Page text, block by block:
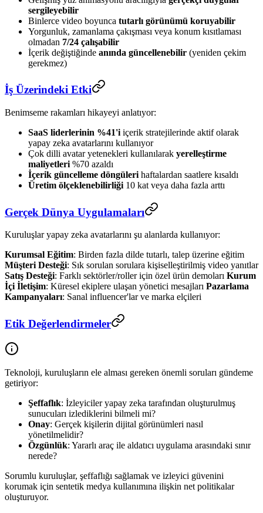
sergileyebilir
Binlerce video boyunca tutarlı görünümü koruyabilir
Yorgunluk, zamanlama çakışması veya konum kısıtlaması
olmadan 7/24 çalışabilir
İçerik değiştiğinde anında güncellenebilir (yeniden çekim
gerekmez)
İş Üzerindeki Etki
Benimseme rakamları hikayeyi anlatıyor:
SaaS liderlerinin %41'i içerik stratejilerinde aktif olarak
yapay zeka avatarlarını kullanıyor
Çok dilli avatar yetenekleri kullanılarak yerelleştirme
maliyetleri %70 azaldı
İçerik güncelleme döngüleri haftalardan saatlere kısaldı
Üretim ölçeklenebilirliği 10 kat veya daha fazla arttı
Gerçek Dünya Uygulamaları
Kuruluşlar yapay zeka avatarlarını şu alanlarda kullanıyor:
Kurumsal Eğitim: Birden fazla dilde tutarlı, talep üzerine eğitim
Müşteri Desteği: Sık sorulan sorulara kişiselleştirilmiş video yanıtlar
Satış Desteği: Farklı sektörler/roller için özel ürün demoları Kurum
İçi İletişim: Küresel ekiplere ulaşan yönetici mesajları Pazarlama
Kampanyaları: Sanal influencer'lar ve marka elçileri
Etik Değerlendirmeler
Teknoloji, kuruluşların ele alması gereken önemli soruları gündeme
getiriyor:
Şeffaflık: İzleyiciler yapay zeka tarafından oluşturulmuş
sunucuları izlediklerini bilmeli mi?
Onay: Gerçek kişilerin dijital görünümleri nasıl
yönetilmelidir?
Özgünlük: Yararlı araç ile aldatıcı uygulama arasındaki sınır
nerede?
Sorumlu kuruluşlar, şeffaflığı sağlamak ve izleyici güvenini
korumak için sentetik medya kullanımına ilişkin net politikalar
oluşturuyor.